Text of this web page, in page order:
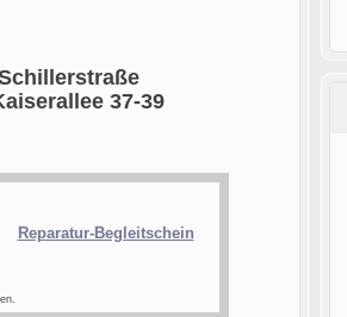
37-39
Reparatur-Begleitschein